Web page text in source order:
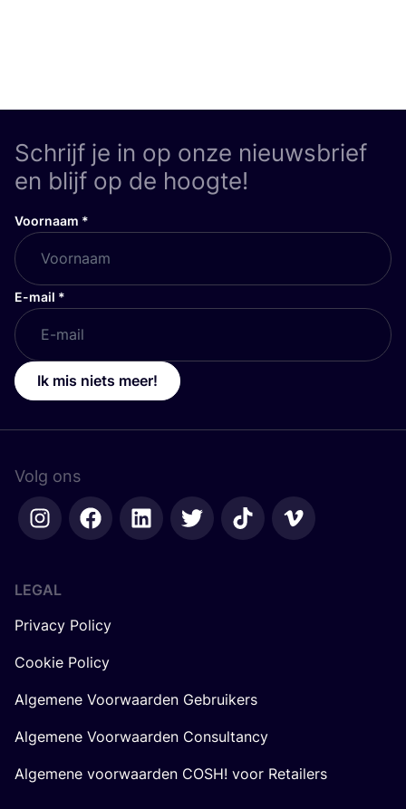
Schrijf je in op onze nieuwsbrief
en blijf op de hoogte!
Voornaam *
E-mail *
Ik mis niets meer!
Volg ons
LEGAL
Privacy Policy
Cookie Policy
Algemene Voorwaarden Gebruikers
Algemene Voorwaarden Consultancy
Algemene voorwaarden COSH! voor Retailers